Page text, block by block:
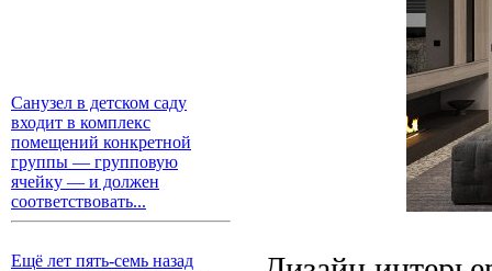
Санузел в детском саду
входит в комплекс
помещений конкретной
группы — групповую
ячейку — и должен
соответствовать...
Ещё лет пять-семь назад